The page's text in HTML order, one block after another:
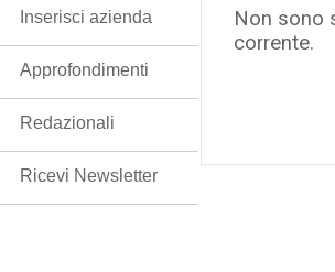
Non sono
corrente.
Inserisci azienda
Approfondimenti
Redazionali
Ricevi Newsletter